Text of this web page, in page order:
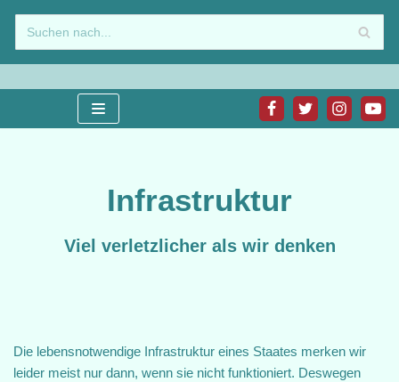
Zum
Inhalt
springen
Infrastruktur
Viel verletzlicher als wir denken
Die lebensnotwendige Infrastruktur eines Staates merken wir
leider meist nur dann, wenn sie nicht funktioniert. Deswegen